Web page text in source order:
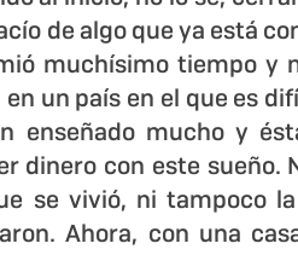
de algo que ya está
muchísimo tiempo y
un país en el que es
enseñado mucho y
dinero con este sueño.
se vivió, ni tampoco
Ahora, con una